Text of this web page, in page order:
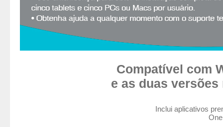
Compatível com
e as duas
Inclui aplicativos